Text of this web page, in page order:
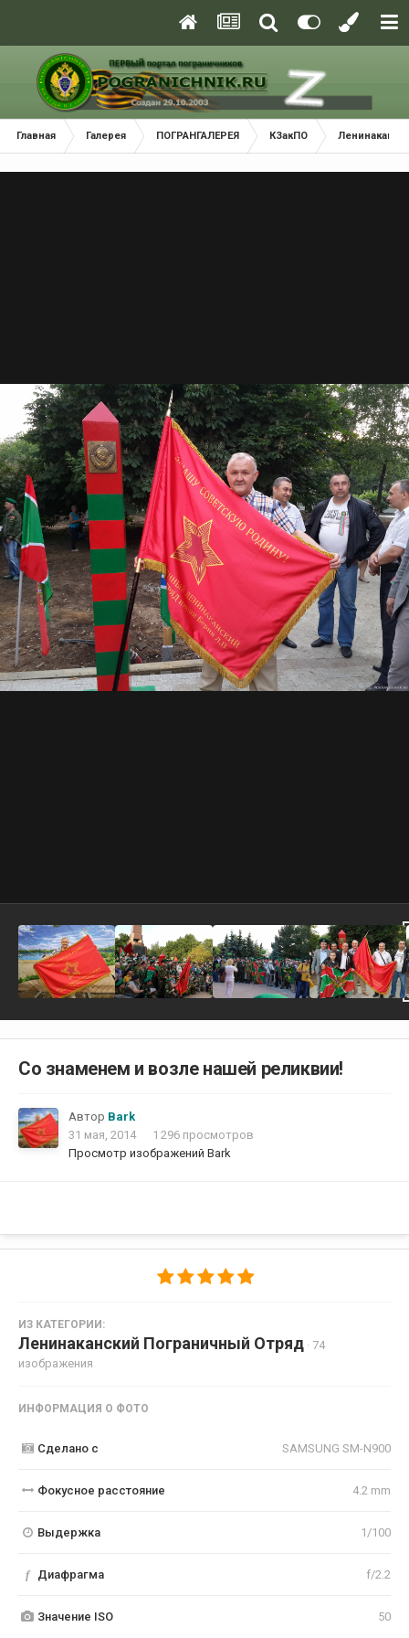
Главная Галерея ПОГРАНГАЛЕРЕЯ КЗакПО
Со знаменем и возле нашей реликвии!
Автор Bark
31 мая, 2014
1 296 просмотров
Просмотр изображений Bark
ИЗ КАТЕГОРИИ:
Ленинаканский Пограничный Отряд · 74
изображения
ИНФОРМАЦИЯ О ФОТО
Сделано с SAMSUNG SM-N900
Фокусное расстояние 4.2 mm
Выдержка 1/100
f Диафрагма f/2.2
Значение ISO 50